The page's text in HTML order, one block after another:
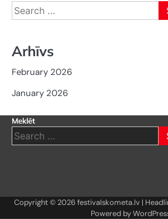
Search
for:
Arhīvs
February 2026
January 2026
Meklēt
Search
for:
Copyright © 2026festivalskometa.lv|
Powered by